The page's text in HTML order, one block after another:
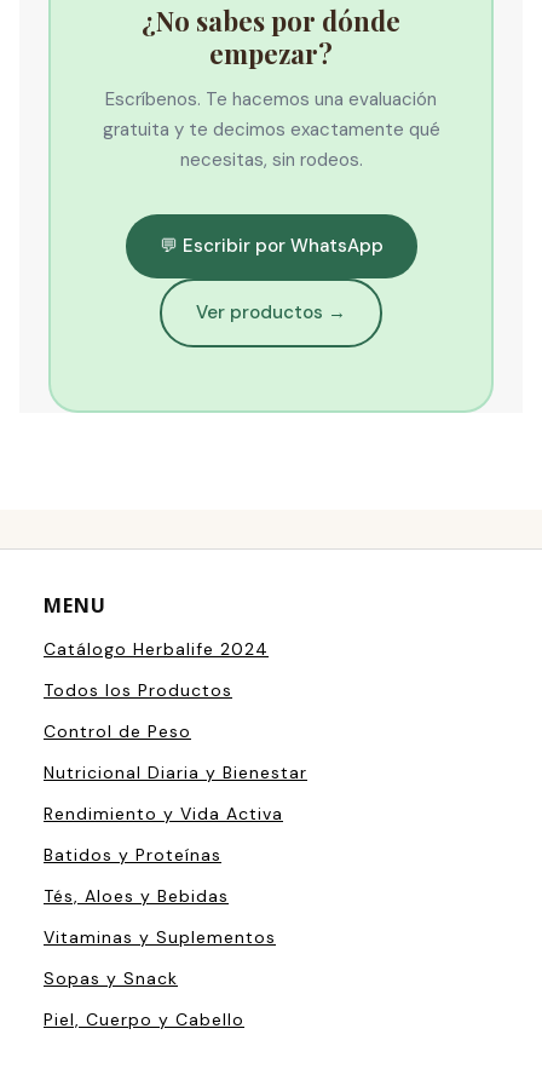
¿No sabes por dónde
empezar?
Escríbenos. Te hacemos una evaluación
gratuita y te decimos exactamente qué
necesitas, sin rodeos.
💬 Escribir por WhatsApp
Ver productos →
MENU
Catálogo Herbalife 2024
Todos los Productos
Control de Peso
Nutricional Diaria y Bienestar
Rendimiento y Vida Activa
Batidos y Proteínas
Tés, Aloes y Bebidas
Vitaminas y Suplementos
Sopas y Snack
Piel, Cuerpo y Cabello